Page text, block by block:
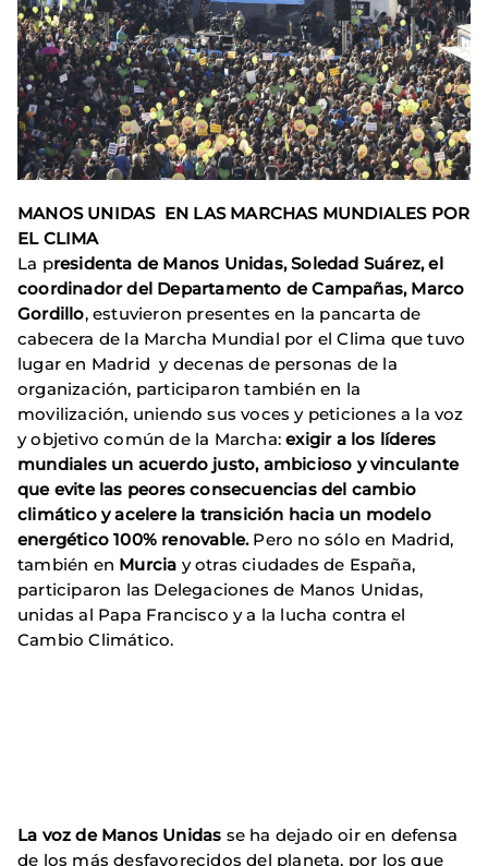
MANOS UNIDAS EN LAS MARCHAS MUNDIALES POR
EL CLIMA
La presidenta de Manos Unidas, Soledad Suárez, el
coordinador del Departamento de Campañas, Marco
Gordillo, estuvieron presentes en la pancarta de
cabecera de la Marcha Mundial por el Clima que tuvo
lugar en Madrid y decenas de personas de la
organización, participaron también en la
movilización, uniendo sus voces y peticiones a la voz
y objetivo común de la Marcha:exigir a los líderes
mundiales un acuerdo justo, ambicioso y vinculante
que evite las peores consecuencias del cambio
climático y acelere la transición hacia un modelo
energético 100% renovable. Pero no sólo en Madrid,
también en Murcia y otras ciudades de España,
participaron las Delegaciones de Manos Unidas,
unidas al Papa Francisco y a la lucha contra el
Cambio Climático.
La voz de Manos Unidas se ha dejado oir en defensa
de los más desfavorecidos del planeta, por los que